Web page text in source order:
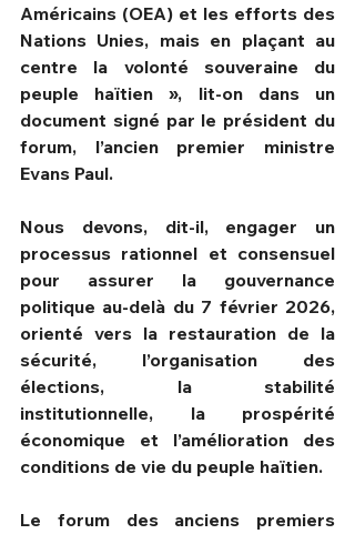
Américains (OEA) et les efforts des
Nations Unies, mais en plaçant au
centre la volonté souveraine du
peuple haïtien », lit-on dans un
document signé par le président du
forum, l’ancien premier ministre
Evans Paul.
Nous devons, dit-il, engager un
processus rationnel et consensuel
pour assurer la gouvernance
politique au-delà du 7 février 2026,
orienté vers la restauration de la
sécurité, l’organisation des
élections, la stabilité
institutionnelle, la prospérité
économique et l’amélioration des
conditions de vie du peuple haïtien.
Le forum des anciens premiers